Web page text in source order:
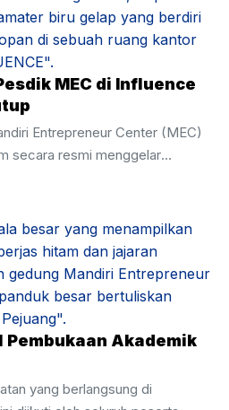
justru dirasakan oleh para
Center (MEC). Di sini,
alasan untuk menghentikan
keagamaan yang intensif,
momen titik ...
MEC di Influence
Entrepreneur Center (MEC)
secara resmi menggelar
Parfum pada Selasa, 7 Juli
selama tiga bulan, yakni
Acara penutupan dihadiri
Bapak Zulfi, serta Wakil
Center, Ustadz
menjadi ajang evaluasi atas
pemenuhan hasil perkembangan
pembelajaran langsung ...
Pembukaan Akademik
yang berlangsung di